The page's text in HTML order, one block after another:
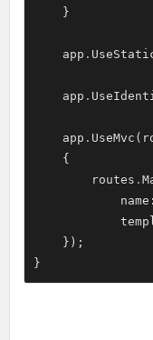
}
app .
app .
app .
{
routes .
});
}